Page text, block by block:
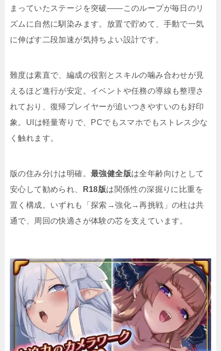
まっていたステージを突破――このループが毎日のリ
ズムに自然に馴染みます。放置で貯めて、手動で一気
に伸ばす二段加速が気持ちよい設計です。
難度は素直で、編成の役割とスキルの噛み合わせが見
えるほど進行が安定。イベントや任務の導線も整理さ
れており、復帰プレイヤーが追いつきやすいのも好印
象。UIは軽量寄りで、PCでもスマホでもストレス少な
く触れます。
版の住み分けは明確。 最強健全版は全年齢向けとして
安心して勧められ、
R18版は関係性の深掘りに比重を
置く構成。いずれも「探索→強化→再挑戦」の柱は共
通で、周回の快適さが体験の芯を支えています。